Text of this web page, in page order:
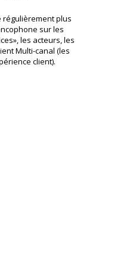
régulièrement plus
sur les
les acteurs, les
Multi-canal (les
client).